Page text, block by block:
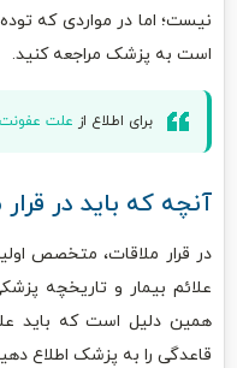
نیست؛ اما در مواردی که
است به پزشک مراجعه کنید.
برای اطلاع از علت عفونت
آنچه که باید در
در قرار ملاقات، متخصص
علائم بیمار و تاریخچه
همین دلیل است که باید
قاعدگی را به پزشک اطلاع